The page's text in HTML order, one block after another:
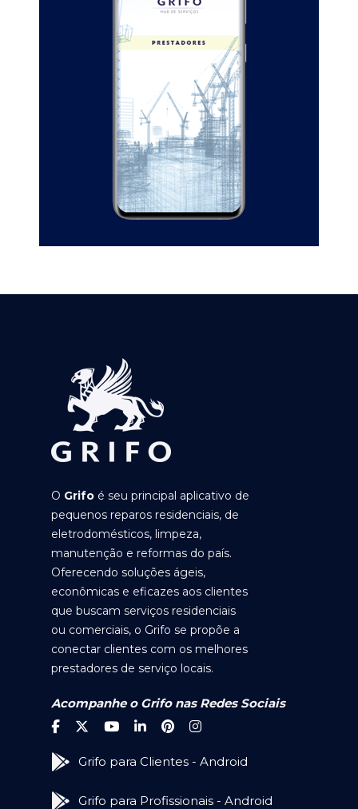
O Grifo é seu principal aplicativo de
pequenos reparos residenciais, de
eletrodomésticos, limpeza,
manutenção e reformas do país.
Oferecendo soluções ágeis,
econômicas e eficazes aos clientes
que buscam serviços residenciais
ou comerciais, o Grifo se propõe a
conectar clientes com os melhores
prestadores de serviço locais.
Acompanhe o Grifo nas Redes Sociais
Grifo para Clientes - Android
Grifo para Profissionais - Android